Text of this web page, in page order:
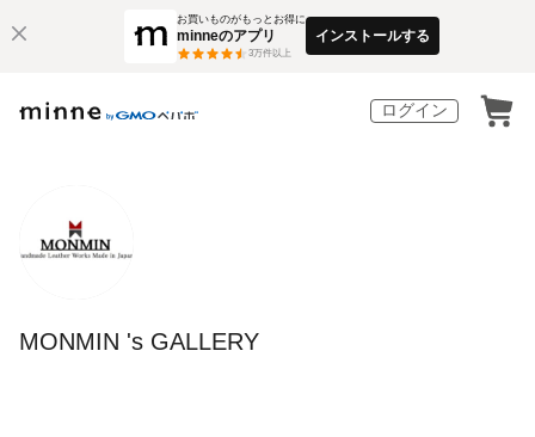
お買いものがもっとお得に
minneのアプリ
3万件以上
インストールする
ログイン
MONMIN 's GALLERY